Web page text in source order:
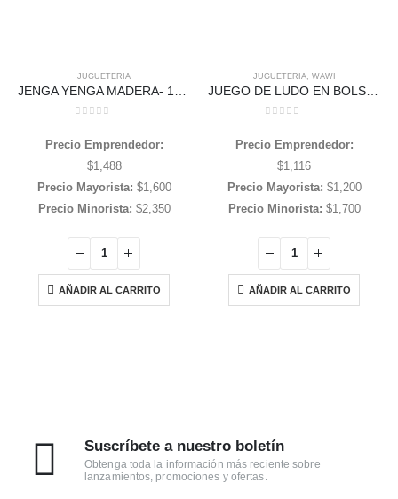
JUGUETERIA
Precio Emprendedor:
$1,488
Precio Mayorista: $1,600
Precio Minorista: $2,350
AÑADIR AL CARRITO
JUGUETERIA, WAWI
Precio Emprendedor:
$1,116
Precio Mayorista: $1,200
Precio Minorista: $1,700
AÑADIR AL CARRITO
Suscríbete a nuestro boletín
Obtenga toda la información más reciente sobre
lanzamientos, promociones y ofertas.